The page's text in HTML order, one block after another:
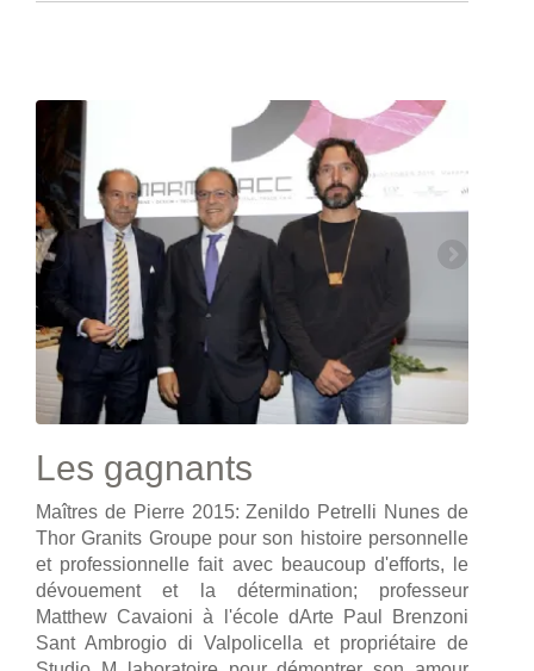
Les gagnants
Maîtres de Pierre 2015: Zenildo Petrelli Nunes de
Thor Granits Groupe pour son histoire personnelle
et professionnelle fait avec beaucoup d'efforts, le
dévouement et la détermination; professeur
Matthew Cavaioni à l'école dArte Paul Brenzoni
Sant Ambrogio di Valpolicella et propriétaire de